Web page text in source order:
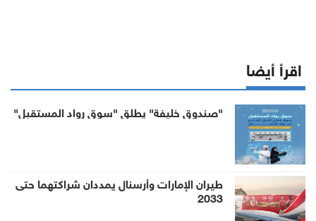
اقرأ أيضا
"صندوق خليفة" يطلق "سوق رواد المستقبل"
طيران الإمارات وأرسنال يمددان شراكتهما حتى
2033